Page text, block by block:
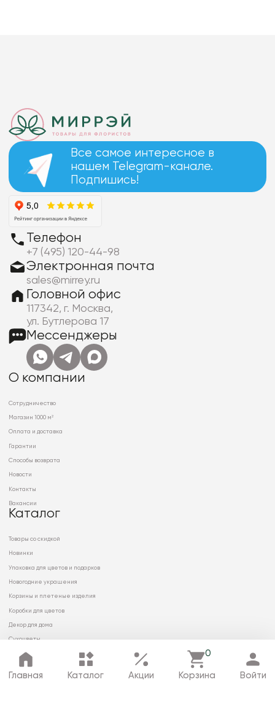
Главная Каталог Акции
0
Корзина Войти
Все самое интересное в
нашем Telegram-канале.
Подпишись!
Телефон
+7 (495) 120-44-98
Электронная почта
sales@mirrey.ru
Головной офис
117342, г. Москва,
ул. Бутлерова 17
Мессенджеры
О компании
Сотрудничество
Магазин 1000 м²
Оплата и доставка
Гарантии
Способы возврата
Новости
Контакты
Вакансии
Каталог
Товары со скидкой
Новинки
Упаковка для цветов и подарков
Новогодние украшения
Корзины и плетеные изделия
Коробки для цветов
Декор для дома
Сухоцветы
© 2026 ООО «МИРРЭЙ»